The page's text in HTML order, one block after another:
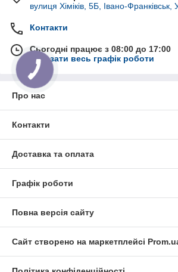
вулиця Хіміків, 5Б, Івано-Франківськ,
Контакти
Сьогодні працює з 08:00 до 17:00
Показати весь графік роботи
Про нас
Контакти
Доставка та оплата
Графік роботи
Повна версія сайту
Сайт створено на маркетплейсі